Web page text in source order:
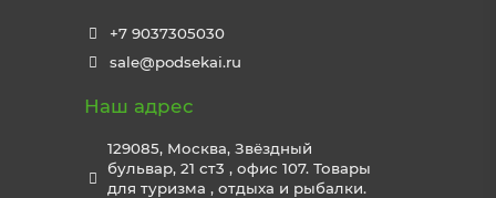
+7 9037305030
sale@podsekai.ru
Наш адрес
129085, Москва, Звёздный
бульвар, 21 ст3 , офис 107. Товары
для туризма , отдыха и рыбалки.